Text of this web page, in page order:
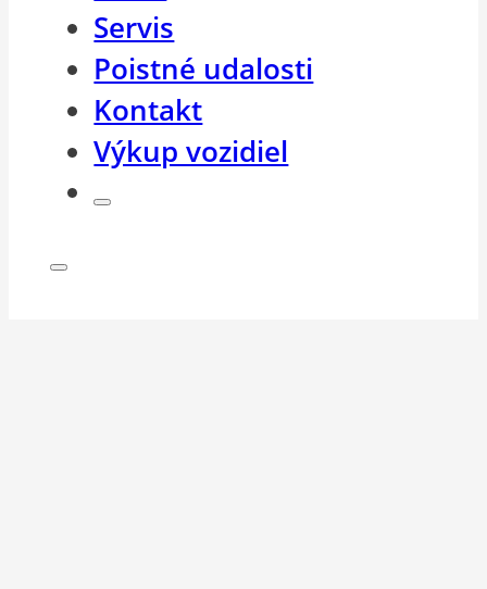
Servis
Poistné udalosti
Kontakt
Výkup vozidiel